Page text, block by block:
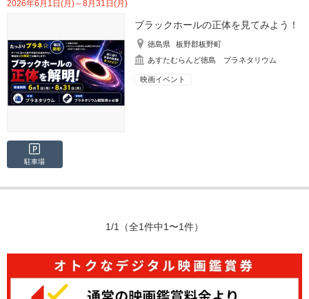
2026年6月1日(月)～8月31日(月)
ブラックホールの正体を見てみよう！
徳島県
板野郡板野町
あすたむらんど徳島 プラネタリウム
映画イベント
駐車場
1/1 （全1件中1〜1件）